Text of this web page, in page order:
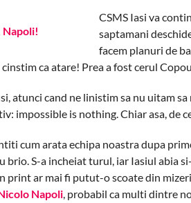
CSMS Iasi va
saptamani
facem planuri de
ca atare! Prea a fost cerul
atunci cand ne linistim sa nu uitam
impossible is nothing. Chiar asa, de
cum arata echipa noastra dupa
brio. S-a incheiat turul, iar Iasiul abia
print ar mai fi putut-o scoate din
Napoli, probabil ca multi dintre